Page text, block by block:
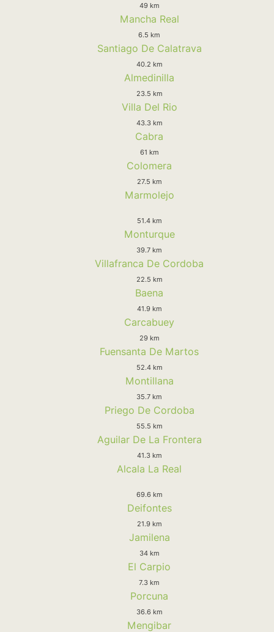
49 km
Mancha Real
6.5 km
Santiago De Calatrava
40.2 km
Almedinilla
23.5 km
Villa Del Rio
43.3 km
Cabra
61 km
Colomera
27.5 km
Marmolejo
51.4 km
Monturque
39.7 km
Villafranca De Cordoba
22.5 km
Baena
41.9 km
Carcabuey
29 km
Fuensanta De Martos
52.4 km
Montillana
35.7 km
Priego De Cordoba
55.5 km
Aguilar De La Frontera
41.3 km
Alcala La Real
69.6 km
Deifontes
21.9 km
Jamilena
34 km
El Carpio
7.3 km
Porcuna
36.6 km
Mengibar